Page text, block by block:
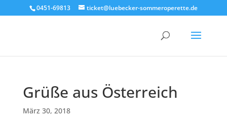
0451-69813 ticket@luebecker-sommeroperette.de
Grüße aus Österreich
März 30, 2018